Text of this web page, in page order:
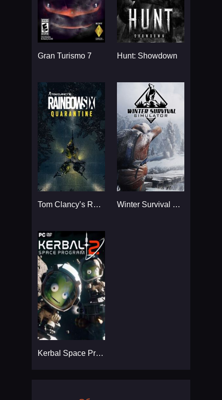
Gran Turismo 7 Hunt: Showdown
Tom Clancy’s Rainbow Six Winter Survival Simulator
Kerbal Space Program 2